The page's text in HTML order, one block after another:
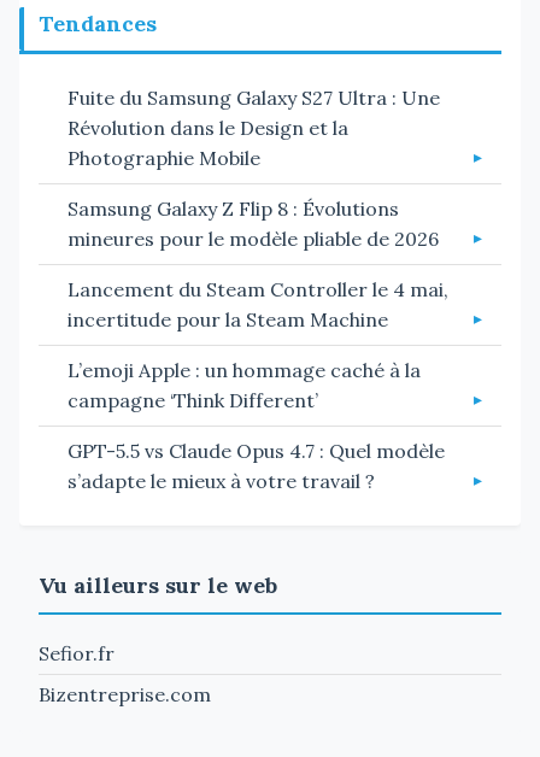
Tendances
Fuite du Samsung Galaxy S27 Ultra : Une
Révolution dans le Design et la
Photographie Mobile
Samsung Galaxy Z Flip 8 : Évolutions
mineures pour le modèle pliable de 2026
Lancement du Steam Controller le 4 mai,
incertitude pour la Steam Machine
L’emoji Apple : un hommage caché à la
campagne ‘Think Different’
GPT-5.5 vs Claude Opus 4.7 : Quel modèle
s’adapte le mieux à votre travail ?
Vu ailleurs sur le web
Sefior.fr
Bizentreprise.com